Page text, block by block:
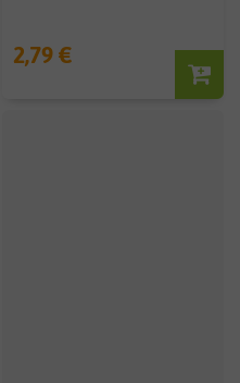
2,79 €